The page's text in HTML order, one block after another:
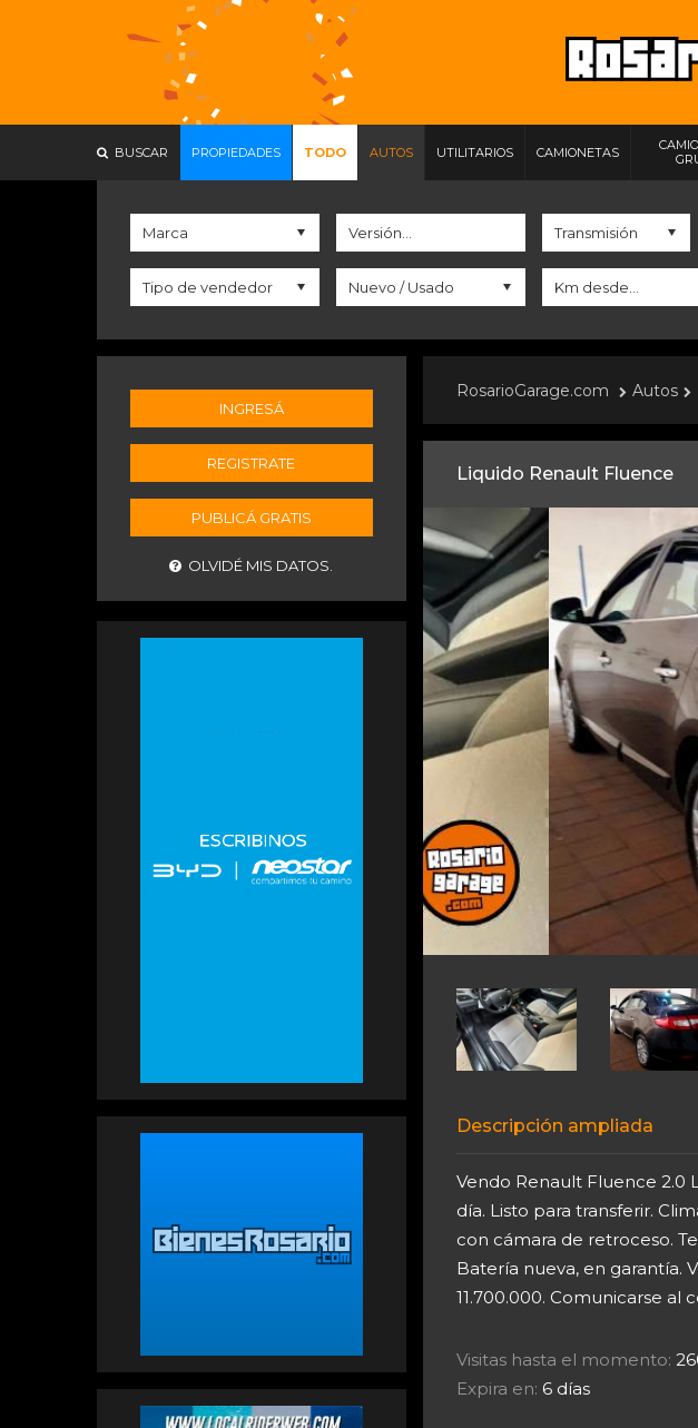
BUSCAR PROPIEDADES TODO AUTOS UTILITARIOS CAMIONETAS
INGRESÁ
REGISTRATE
PUBLICÁ GRATIS
OLVIDÉ MIS DATOS.
RosarioGarage.com Autos
Liquido Renault Fluence
Descripción ampliada
Vendo Renault Fluence 2.0
día. Listo para transferir.
con cámara de retroceso.
Batería nueva, en garantía.
11.700.000. Comunicarse al
Visitas hasta el momento:
Expira en: 6 días